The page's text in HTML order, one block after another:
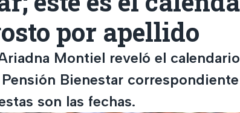
por apellido
Montiel reveló el
Bienestar
son las fechas.